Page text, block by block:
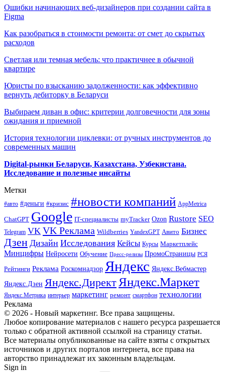
Ошибки начинающих веб-дизайнеров при создании сайта в
Figma
Как разобраться в стоимости ремонта: от смет до скрытых
расходов
Светлая или темная мебель: что практичнее в обычной
квартире
Юристы по взысканию задолженности: как эффективно
вернуть дебиторку в Беларуси
Выбираем диван в офис: критерии долговечности для зоны
ожидания и приемной
История технологии циклевки: от ручных инструментов до
современных машин
Digital-рынки Беларуси, Казахстана, Узбекистана.
Исследование и полезные инсайты
Метки
#авто #деньги #кризис #новости компаний AppMetrica
ChatGPT Google IT-специалисты myTracker Ozon Rustore SEO
Telegram VK VK Реклама Wildberries YandexGPT Авито Бизнес
Дзен Дизайн Исследования Кейсы Курсы Маркетплейс
Минцифры Нейросети Обучение Пресс-релизы ПромоСтраницы РСЯ
Рейтинги Реклама Роскомнадзор Яндекс Яндекс.Вебмастер
Яндекс.Дзен Яндекс.ДиректЯндекс.Маркет
Яндекс.Метрика интерьер маркетинг ремонт смартфон технологии
Реклама
© 2026 - Новый маркетинг. Все права защищены.
Любое копирование материалов с нашего ресурса разрешается
только с обратной активной ссылкой на страницу статьи.
Все материалы опубликованные на сайте взяты с открытых
источников и других порталов интернета, все права на
авторство принадлежат их законным владельцам.
Sign in